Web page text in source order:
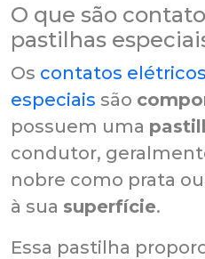
O que são
pastilhas
Os contatos
especiais são
possuem uma
condutor,
nobre como prata
à sua superfície.
Essa pastilha